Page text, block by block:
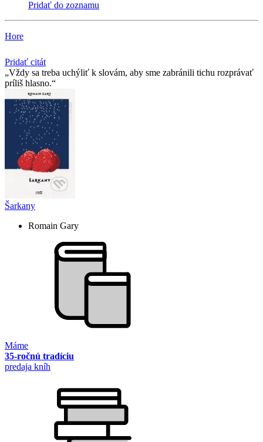
Pridať do zoznamu
Hore
Pridať citát
Vždy sa treba uchýliť k slovám, aby sme zabránili tichu rozprávať
príliš hlasno.
Šarkany
Romain Gary
Máme
35-ročnú tradíciu
predaja kníh